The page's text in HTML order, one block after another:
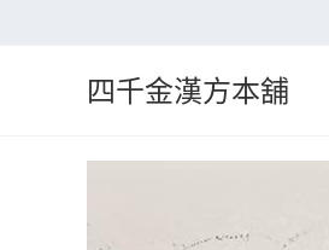
四千金漢方本舖